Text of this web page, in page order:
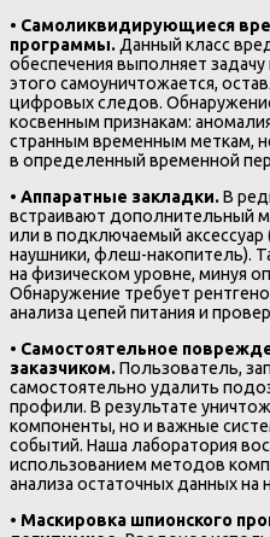
• Самоликвидирующиеся
программы. Данный класс
обеспечения выполняет
этого самоуничтожается,
цифровых следов.
косвенным признакам:
странным временным меткам,
в определенный временной
• Аппаратные закладки.В
встраивают дополнительный
или в подключаемый аксессуар
наушники, флеш-накопитель).
на физическом уровне, минуя
Обнаружение требует
анализа цепей питания и
• Самостоятельное
заказчиком.Пользователь,
самостоятельно удалить
профили. В результате
компоненты, но и важные
событий. Наша лаборатория
использованием методов
анализа остаточных данных на
• Маскировка шпионского